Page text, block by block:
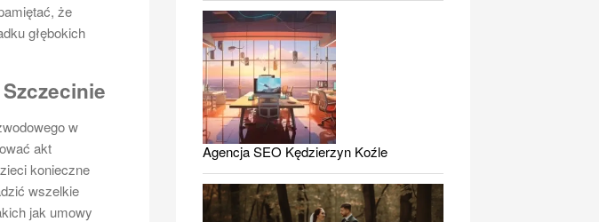
że
głębokich
w
akt
konieczne
wszelkie
jak umowy
Agencja SEO Kędzierzyn Koźle